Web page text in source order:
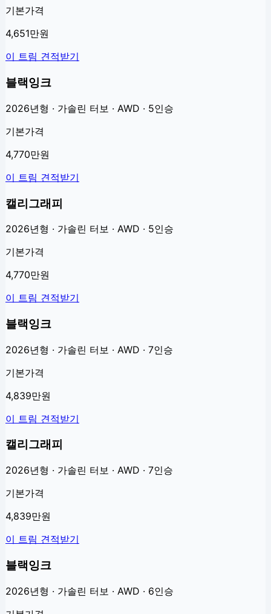
기본가격
4,651만원
이 트림 견적받기
블랙잉크
2026년형 · 가솔린 터보 · AWD · 5인승
기본가격
4,770만원
이 트림 견적받기
캘리그래피
2026년형 · 가솔린 터보 · AWD · 5인승
기본가격
4,770만원
이 트림 견적받기
블랙잉크
2026년형 · 가솔린 터보 · AWD · 7인승
기본가격
4,839만원
이 트림 견적받기
캘리그래피
2026년형 · 가솔린 터보 · AWD · 7인승
기본가격
4,839만원
이 트림 견적받기
블랙잉크
2026년형 · 가솔린 터보 · AWD · 6인승